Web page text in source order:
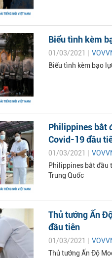
Biểu tình kèm
01/03/2021 |
Biểu tình kèm bạo
Philippines bắt
Covid-19 đầu
01/03/2021 |
Philippines bắt đầu
Trung Quốc
Thủ tướng Ấn
đầu tiên
01/03/2021 |
Thủ tướng Ấn Độ